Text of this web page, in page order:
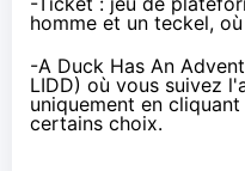
homme et un teckel,
-A Duck Has An
LIDD) où vous suivez
uniquement en
certains choix.